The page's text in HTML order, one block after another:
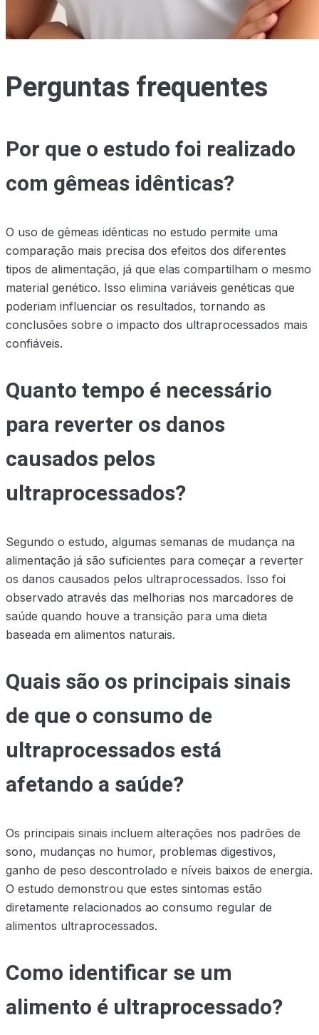
Perguntas frequentes
Por que o estudo foi realizado
com gêmeas idênticas?
O uso de gêmeas idênticas no estudo permite uma
comparação mais precisa dos efeitos dos diferentes
tipos de alimentação, já que elas compartilham o mesmo
material genético. Isso elimina variáveis genéticas que
poderiam influenciar os resultados, tornando as
conclusões sobre o impacto dos ultraprocessados mais
confiáveis.
Quanto tempo é necessário
para reverter os danos
causados pelos
ultraprocessados?
Segundo o estudo, algumas semanas de mudança na
alimentação já são suficientes para começar a reverter
os danos causados pelos ultraprocessados. Isso foi
observado através das melhorias nos marcadores de
saúde quando houve a transição para uma dieta
baseada em alimentos naturais.
Quais são os principais sinais
de que o consumo de
ultraprocessados está
afetando a saúde?
Os principais sinais incluem alterações nos padrões de
sono, mudanças no humor, problemas digestivos,
ganho de peso descontrolado e níveis baixos de energia.
O estudo demonstrou que estes sintomas estão
diretamente relacionados ao consumo regular de
alimentos ultraprocessados.
Como identificar se um
alimento é ultraprocessado?